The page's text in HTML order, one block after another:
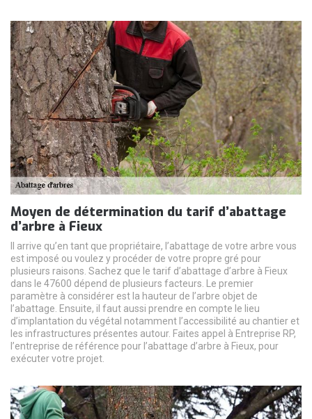
Moyen de détermination du tarif d’abattage
d’arbre à Fieux
Il arrive qu’en tant que propriétaire, l’abattage de votre arbre vous
est imposé ou voulez y procéder de votre propre gré pour
plusieurs raisons. Sachez que le tarif d’abattage d’arbre à Fieux
dans le 47600 dépend de plusieurs facteurs. Le premier
paramètre à considérer est la hauteur de l’arbre objet de
l’abattage. Ensuite, il faut aussi prendre en compte le lieu
d’implantation du végétal notamment l’accessibilité au chantier et
les infrastructures présentes autour. Faites appel à Entreprise RP,
l’entreprise de référence pour l’abattage d’arbre à Fieux, pour
exécuter votre projet.